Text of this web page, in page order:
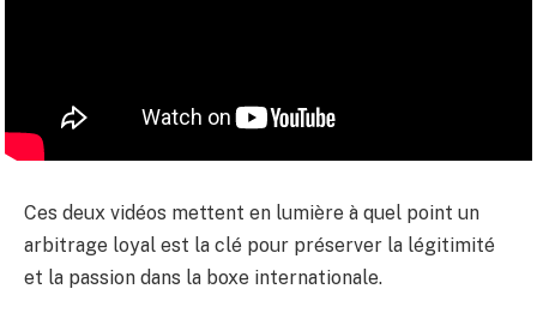
Ces deux vidéos mettent en lumière à quel point un
arbitrage loyal est la clé pour préserver la légitimité
et la passion dans la boxe internationale.